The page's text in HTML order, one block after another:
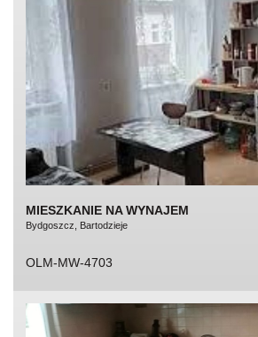
MIESZKANIE NA WYNAJEM
Bydgoszcz, Bartodzieje
OLM-MW-4703